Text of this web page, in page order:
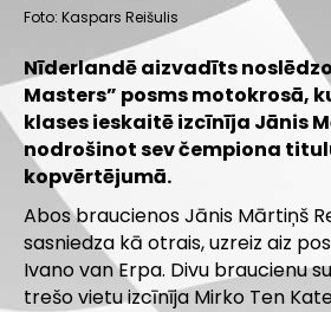
Foto: Kaspars Reišulis
Nīderlandē aizvadīts
Masters” posms motokrosā,
klases ieskaitē izcīnīja Jānis
nodrošinot sev čempiona
kopvērtējumā.
Abos braucienos Jānis Mārtiņš
sasniedza kā otrais, uzreiz aiz
Ivano van Erpa. Divu braucienu
trešo vietu izcīnīja Mirko Ten